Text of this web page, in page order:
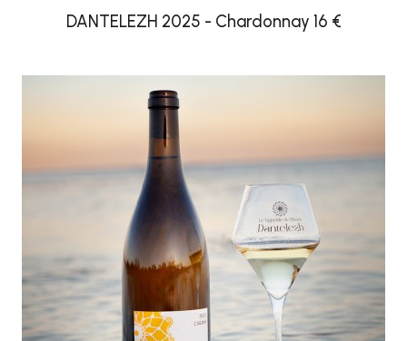
DANTELEZH 2025 - Chardonnay 16 €